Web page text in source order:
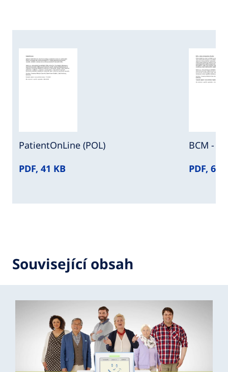
PatientOnLine (POL)
PDF, 41 KB
BCM -
PDF, 61
Související obsah